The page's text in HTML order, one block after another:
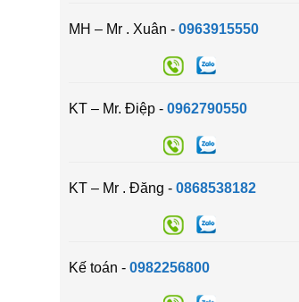
MH – Mr . Xuân - 0963915550
KT – Mr. Điệp - 0962790550
KT – Mr . Đăng - 0868538182
Kế toán - 0982256800